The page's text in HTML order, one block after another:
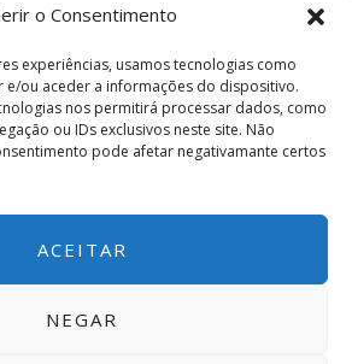
o Consentimento
experiências, usamos tecnologias como
e/ou aceder a informações do dispositivo.
nos permitirá processar dados, como
ou IDs exclusivos neste site. Não
pode afetar negativamante certos
ACEITAR
NEGAR